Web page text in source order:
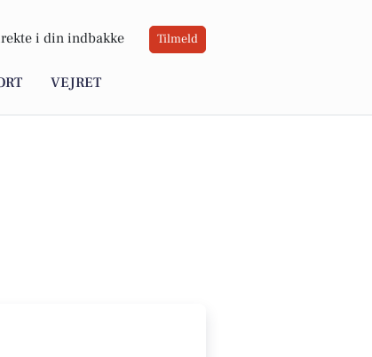
i din indbakke Tilmeld
VEJRET